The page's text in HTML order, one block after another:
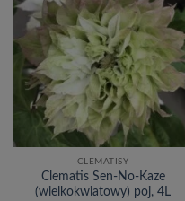
Dodaj
do
listy
życzeń
CLEMATISY
Clematis Sen-No-Kaze
(wielkokwiatowy) poj, 4L